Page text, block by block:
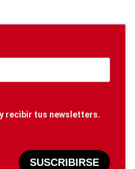
recibir tus newsletters.
SUSCRIBIRSE